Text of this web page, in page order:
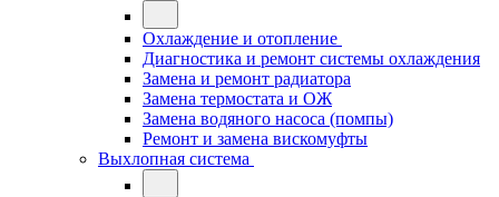
Охлаждение и отопление
Диагностика и ремонт системы охлаждения
Замена и ремонт радиатора
Замена термостата и ОЖ
Замена водяного насоса (помпы)
Ремонт и замена вискомуфты
Выхлопная система